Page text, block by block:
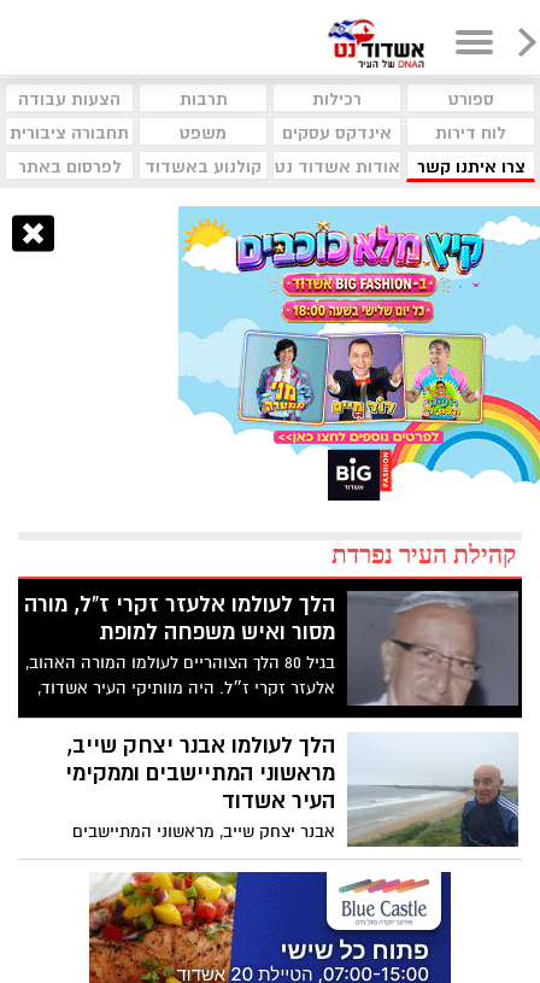
ספורט רכילות תרבות
הצעות עבודה
לוח דירות
אינדקס עסקים משפט
תחבורה ציבורית
צרו איתנו קשר
אודות אשדוד נט קולנוע באשדוד לפרסום באתר
קהילת העיר נפרדת
הלך לעולמו אלעזר זקרי ז”ל, מורה
מסור ואיש משפחה למופת
בגיל 80 הלך הצוהריים לעולמו המורה האהוב,
אלעזר זקרי ז״ל. היה מוותיקי העיר אשדוד,
מוכר מאוד ואהוב. הותיר אחריו רעיה, שישה
ילדים ועשרות נכדים. ההלוויה במוצ”ש
הלך לעולמו אבנר יצחק שייב,
מראשוני המתיישבים וממקימי
העיר אשדוד
אבנר יצחק שייב, מראשוני המתיישבים
וממקימי העיר אשדוד, הלך לעולמו והוא בן 95
במותו. שייב היה מדמויות המפתח בעשייה
הציבורית בעיר, והותיר חותם עמוק
בהתפתחותה ובקהילתה.